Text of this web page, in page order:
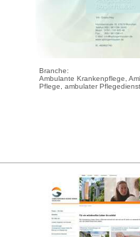
Branche:
Ambulante Krankenpflege,
Pflege, ambulater Pflegedienst